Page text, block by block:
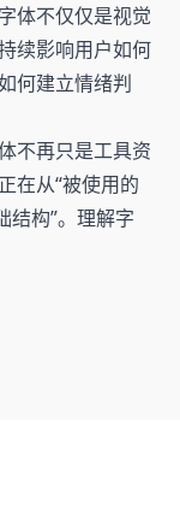
体不仅仅是视觉
续影响用户如何
何建立情绪判
不再只是工具资
在从“被使用的
结构”。理解字